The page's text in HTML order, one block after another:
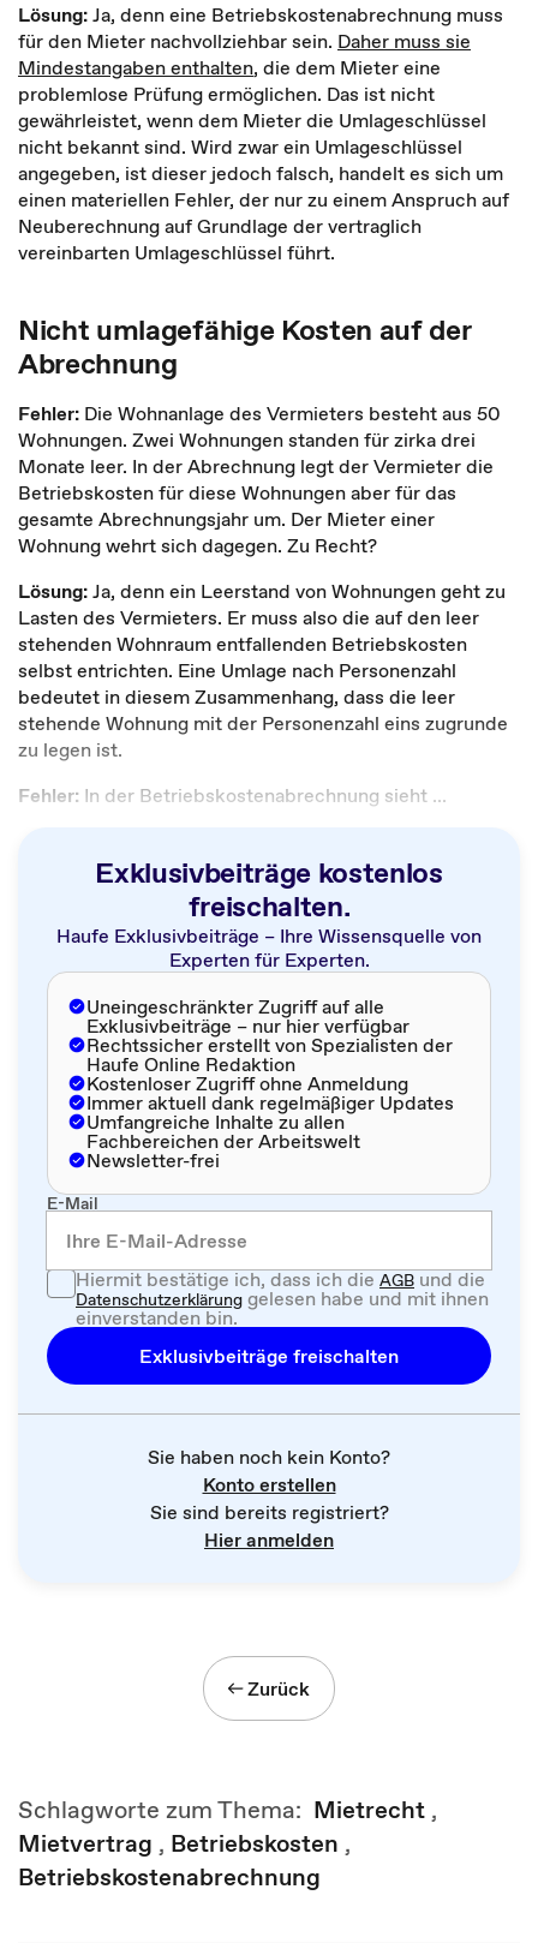
Lösung:Ja, denn eine Betriebskostenabrechnung muss
für den Mieter nachvollziehbar sein. Daher muss sie
Mindestangaben enthalten, die dem Mieter eine
problemlose Prüfung ermöglichen. Das ist nicht
gewährleistet, wenn dem Mieter die Umlageschlüssel
nicht bekannt sind. Wird zwar ein Umlageschlüssel
angegeben, ist dieser jedoch falsch, handelt es sich um
einen materiellen Fehler, der nur zu einem Anspruch auf
Neuberechnung auf Grundlage der vertraglich
vereinbarten Umlageschlüssel führt.
Nicht umlagefähige Kosten auf der
Abrechnung
Fehler: Die Wohnanlage des Vermieters besteht aus 50
Wohnungen. Zwei Wohnungen standen für zirka drei
Monate leer. In der Abrechnung legt der Vermieter die
Betriebskosten für diese Wohnungen aber für das
gesamte Abrechnungsjahr um. Der Mieter einer
Wohnung wehrt sich dagegen. Zu Recht?
Lösung:Ja, denn ein Leerstand von Wohnungen geht zu
Lasten des Vermieters. Er muss also die auf den leer
stehenden Wohnraum entfallenden Betriebskosten
selbst entrichten. Eine Umlage nach Personenzahl
bedeutet in diesem Zusammenhang, dass die leer
stehende Wohnung mit der Personenzahl eins zugrunde
zu legen ist.
Fehler: In der Betriebskostenabrechnung sieht ...
Exklusivbeiträge kostenlos
freischalten.
Haufe Exklusivbeiträge – Ihre Wissensquelle von
Experten für Experten.
Uneingeschränkter Zugriff auf alle
Exklusivbeiträge – nur hier verfügbar
Rechtssicher erstellt von Spezialisten der
Haufe Online Redaktion
Kostenloser Zugriff ohne Anmeldung
Immer aktuell dank regelmäßiger Updates
Umfangreiche Inhalte zu allen
Fachbereichen der Arbeitswelt
Newsletter-frei
E-Mail
Hiermit bestätige ich, dass ich dieAGBund die
Datenschutzerklärung gelesen habe und mit ihnen
einverstanden bin.
Exklusivbeiträge freischalten
Sie haben noch kein Konto?
Konto erstellen
Sie sind bereits registriert?
Hier anmelden
Zurück
Schlagworte zum Thema: Mietrecht ,
Mietvertrag , Betriebskosten ,
Betriebskostenabrechnung